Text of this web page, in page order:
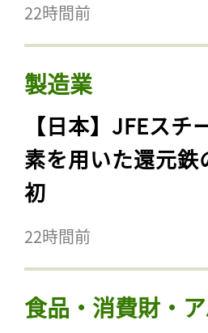
22時間前
製造業
【日本】JFEス
素を用いた還元
初
22時間前
食品・消費財・